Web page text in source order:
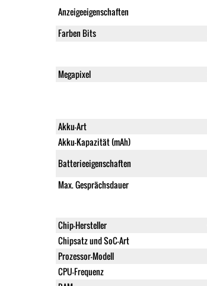
Anzeigeeigenschaften
Farben Bits
Megapixel
Akku-Art
Akku-Kapazität (mAh)
Batterieeigenschaften
Max. Gesprächsdauer
Chip-Hersteller
Chipsatz und SoC-Art
Prozessor-Modell
CPU-Frequenz